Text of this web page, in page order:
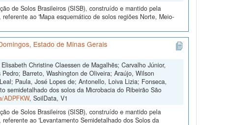
de Solos Brasileiros (SISB), construído e mantido pela
ao 'Mapa esquemático de solos regiões Norte, Meio-
Estado de Minas Gerais
Christine Claessen de Magalhẽs; Carvalho Júnior,
Barreto, Washington de Oliveira; Araújo, Wilson
Paula, José Lopes de; Antonello, Loiva Lizia; Fonseca,
semidetalhado dos solos da Microbacia do Ribeirão São
ADPFKW, SoilData, V1
de Solos Brasileiros (SISB), construído e mantido pela
ao 'Levantamento Semidetalhado dos Solos da